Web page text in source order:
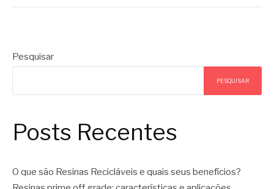
Pesquisar
PESQUISAR
Posts Recentes
O que são Resinas Recicláveis e quais seus benefícios?